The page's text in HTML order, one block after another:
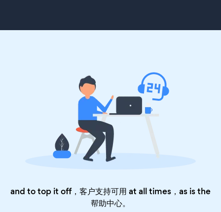
and to top it off，客户支持可用 at all times，as is the
帮助中心。